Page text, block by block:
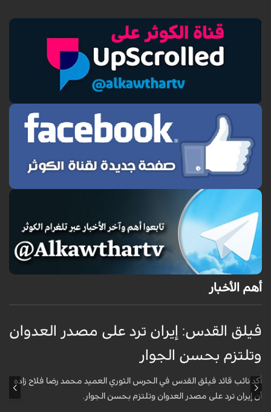
أهم الأخبار
فيلق القدس: إيران ترد على مصدر العدوان
وتلتزم بحسن الجوار
أكد نائب قائد فيلق القدس في الحرس الثوري العميد محمد رضا فلاح زاده
أن إيران ترد على مصدر العدوان وتلتزم بحسن الجوار.